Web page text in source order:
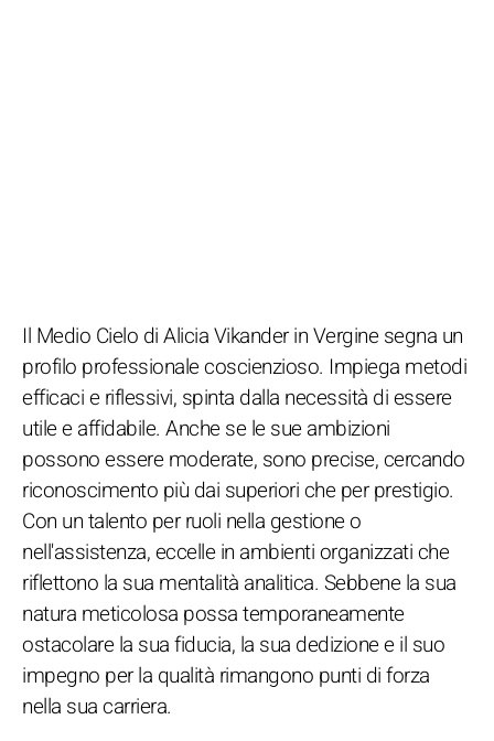
Il Medio Cielo di Alicia Vikander in Vergine segna un
profilo professionale coscienzioso. Impiega metodi
efficaci e riflessivi, spinta dalla necessità di essere
utile e affidabile. Anche se le sue ambizioni
possono essere moderate, sono precise, cercando
riconoscimento più dai superiori che per prestigio.
Con un talento per ruoli nella gestione o
nell'assistenza, eccelle in ambienti organizzati che
riflettono la sua mentalità analitica. Sebbene la sua
natura meticolosa possa temporaneamente
ostacolare la sua fiducia, la sua dedizione e il suo
impegno per la qualità rimangono punti di forza
nella sua carriera.